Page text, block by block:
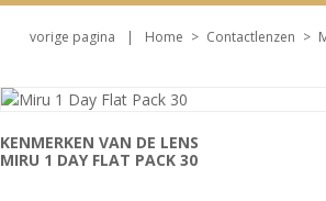
vorige pagina | Home > Contactlenzen >
KENMERKEN VAN DE LENS
MIRU 1 DAY FLAT PACK 30